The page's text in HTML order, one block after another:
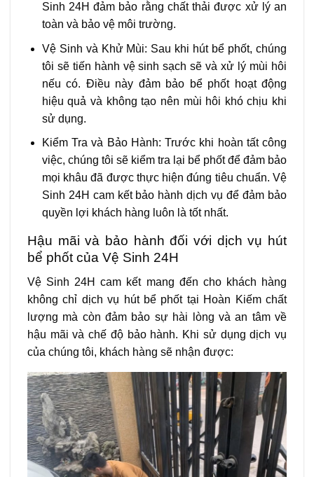
Sinh 24H đảm bảo rằng chất thải được xử lý an
toàn và bảo vệ môi trường.
Vệ Sinh và Khử Mùi: Sau khi hút bể phốt, chúng
tôi sẽ tiến hành vệ sinh sạch sẽ và xử lý mùi hôi
nếu có. Điều này đảm bảo bể phốt hoạt động
hiệu quả và không tạo nên mùi hôi khó chịu khi
sử dụng.
Kiểm Tra và Bảo Hành: Trước khi hoàn tất công
việc, chúng tôi sẽ kiểm tra lại bể phốt để đảm bảo
mọi khâu đã được thực hiện đúng tiêu chuẩn. Vệ
Sinh 24H cam kết bảo hành dịch vụ để đảm bảo
quyền lợi khách hàng luôn là tốt nhất.
Hậu mãi và bảo hành đối với dịch vụ hút
bể phốt của Vệ Sinh 24H
Vệ Sinh 24H cam kết mang đến cho khách hàng
không chỉ dịch vụ hút bể phốt tại Hoàn Kiếm chất
lượng mà còn đảm bảo sự hài lòng và an tâm về
hậu mãi và chế độ bảo hành. Khi sử dụng dịch vụ
của chúng tôi, khách hàng sẽ nhận được: